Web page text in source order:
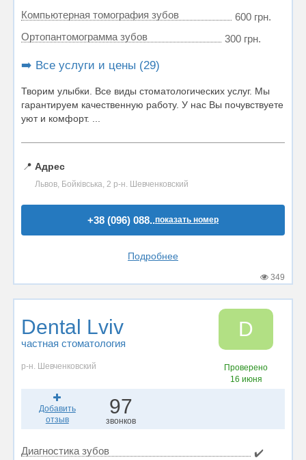
Компьютерная томография зубов
600 грн.
Ортопантомограмма зубов
300 грн.
➡️ Все услуги и цены (29)
Творим улыбки. Все виды стоматологических услуг. Мы
гарантируем качественную работу. У нас Вы почувствуете
уют и комфорт. ...
📍 Адрес
Львов, Бойківська, 2 р-н. Шевченковский
+38 (096) 088..показать номер
Подробнее
349
Dental Lviv
частная стоматология
D
р-н. Шевченковский
Проверено
16 июня
Добавить
отзыв
97
звонков
Диагностика зубов
✔️